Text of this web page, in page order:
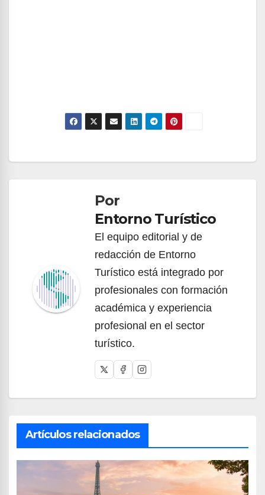
entradasPor
Entorno Turístico
El equipo editorial y de
redacción de Entorno
Turístico está integrado por
profesionales con formación
académica y experiencia
profesional en el sector
turístico.
Artículos relacionados